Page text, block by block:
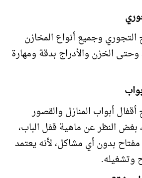
وجميع أنواع المخازن
وحتى الخزن والأدراج بدقة ومهارة
أبواب المنازل والقصور
بغض النظر عن ماهية قفل الباب،
بدون أي مشاكل، لأنه يعتمد
وتشغيله.